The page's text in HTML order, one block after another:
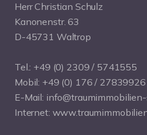
Herr Christian Schulz
Kanonenstr. 63
D-45731 Waltrop
Tel.: +49 (0) 2309 / 5741555
Mobil: +49 (0) 176 / 27839926
E-Mail:
Internet: